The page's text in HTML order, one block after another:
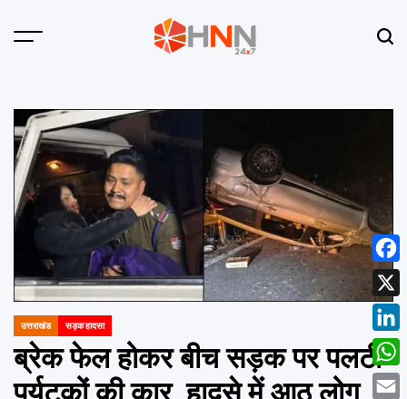
Menu
POSTED
उत्तराखंड सड़क हादसा
ब्रेक फेल होकर बीच सड़क पर पलटी
X